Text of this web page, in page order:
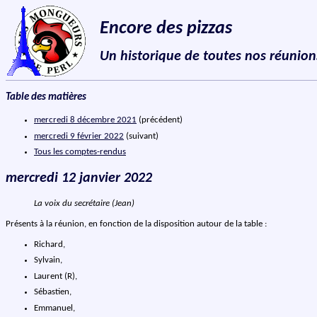
Encore des pizzas
Un historique de toutes nos
Table des matières
mercredi 8 décembre 2021 (précédent)
mercredi 9 février 2022 (suivant)
Tous les comptes-rendus
mercredi 12 janvier 2022
La voix du secrétaire (Jean)
Présents à la réunion, en fonction de la disposition autour de la table :
Richard,
Sylvain,
Laurent (R),
Sébastien,
Emmanuel,